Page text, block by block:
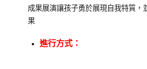
台
表
成果展演讓孩子勇於展現自我特質，
果
進行方式：